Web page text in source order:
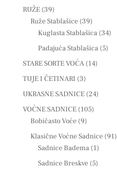
RUŽE (39)
Ruže Stablašice (39)
Kuglasta Stablašica (34)
Padajuća Stablašica (5)
STARE SORTE VOĆA (14)
TUJE I ČETINARI (3)
UKRASNE SADNICE (24)
VOĆNE SADNICE (105)
Bobičasto Voće (9)
Klasične Voćne Sadnice (91)
Sadnice Badema (1)
Sadnice Breskve (5)